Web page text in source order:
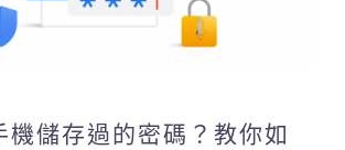
機儲存過的密碼？教你如